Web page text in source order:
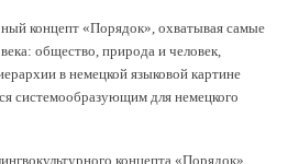
концепт «Порядок», охватывая самые
общество, природа и человек,
в немецкой языковой картине
системообразующим для немецкого
концепта «Порядок».